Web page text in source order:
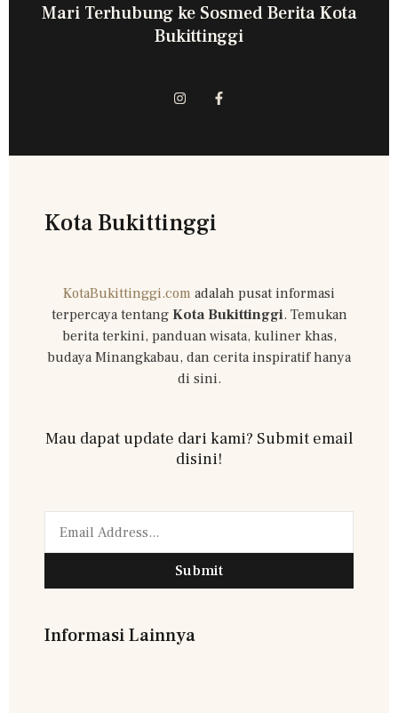
Mari Terhubung ke Sosmed Berita Kota
Bukittinggi
Kota Bukittinggi
KotaBukittinggi.com adalah pusat informasi
terpercaya tentang Kota Bukittinggi. Temukan
berita terkini, panduan wisata, kuliner khas,
budaya Minangkabau, dan cerita inspiratif hanya
di sini.
Mau dapat update dari kami? Submit email
disini!
Submit
Informasi Lainnya